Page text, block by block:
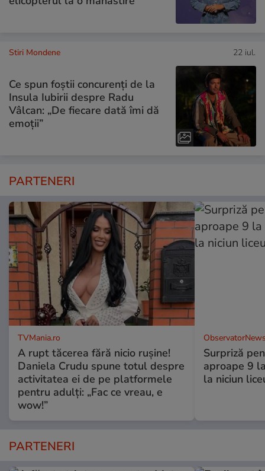
Stiri Mondene 22 iul.
Ce spun foștii concurenți de la
Insula Iubirii despre Radu
Vâlcan: „De fiecare dată îmi dă
emoții”
PARTENERI
TVMania.ro
A rupt tăcerea fără nicio rușine!
Daniela Crudu spune totul despre
activitatea ei de pe platformele
pentru adulți: „Fac ce vreau, e
wow!”
Surpriză
aproape 9
la niciun
PARTENERI